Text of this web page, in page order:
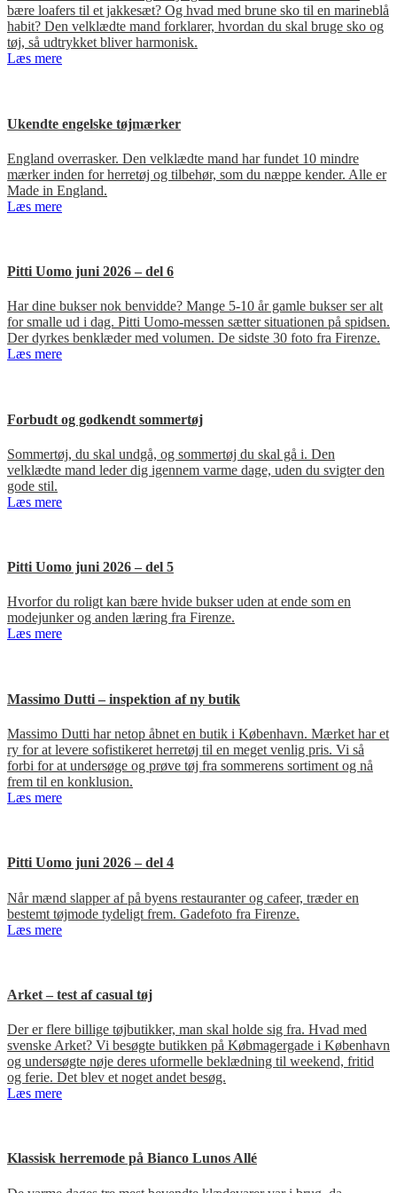
bære loafers til et jakkesæt? Og hvad med brune sko til en marineblå
habit? Den velklædte mand forklarer, hvordan du skal bruge sko og
tøj, så udtrykket bliver harmonisk.
Læs mere
Ukendte engelske tøjmærker
England overrasker. Den velklædte mand har fundet 10 mindre
mærker inden for herretøj og tilbehør, som du næppe kender. Alle er
Made in England.
Læs mere
Pitti Uomo juni 2026 – del 6
Har dine bukser nok benvidde? Mange 5-10 år gamle bukser ser alt
for smalle ud i dag. Pitti Uomo-messen sætter situationen på spidsen.
Der dyrkes benklæder med volumen. De sidste 30 foto fra Firenze.
Læs mere
Forbudt og godkendt sommertøj
Sommertøj, du skal undgå, og sommertøj du skal gå i. Den
velklædte mand leder dig igennem varme dage, uden du svigter den
gode stil.
Læs mere
Pitti Uomo juni 2026 – del 5
Hvorfor du roligt kan bære hvide bukser uden at ende som en
modejunker og anden læring fra Firenze.
Læs mere
Massimo Dutti – inspektion af ny butik
Massimo Dutti har netop åbnet en butik i København. Mærket har et
ry for at levere sofistikeret herretøj til en meget venlig pris. Vi så
forbi for at undersøge og prøve tøj fra sommerens sortiment og nå
frem til en konklusion.
Læs mere
Pitti Uomo juni 2026 – del 4
Når mænd slapper af på byens restauranter og cafeer, træder en
bestemt tøjmode tydeligt frem. Gadefoto fra Firenze.
Læs mere
Arket – test af casual tøj
Der er flere billige tøjbutikker, man skal holde sig fra. Hvad med
svenske Arket? Vi besøgte butikken på Købmagergade i København
og undersøgte nøje deres uformelle beklædning til weekend, fritid
og ferie. Det blev et noget andet besøg.
Læs mere
Klassisk herremode på Bianco Lunos Allé